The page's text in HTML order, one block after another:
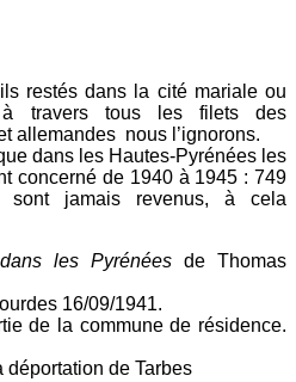
restés dans la cité mariale ou
à travers tous les filets des
allemandes nous l’ignorons.
dans les Hautes-Pyrénées les
concerné de 1940 à 1945 : 749
sont jamais revenus, à cela
les Pyrénéesde Thomas
16/09/1941.
de la commune de résidence.
de Tarbes